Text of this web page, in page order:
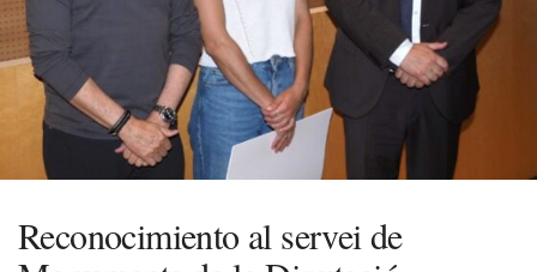
Reconocimiento al servei de